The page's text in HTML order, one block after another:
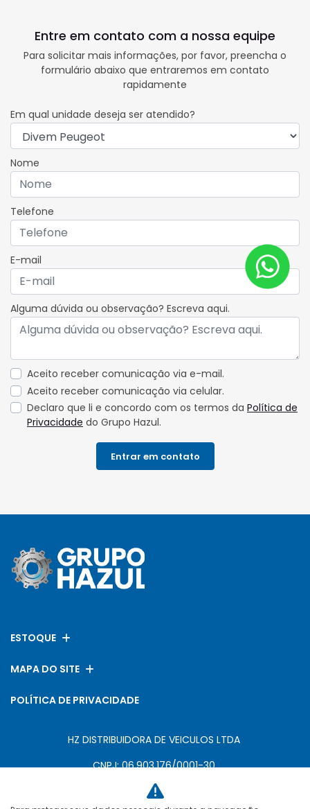
Entre em contato com a nossa equipe
Para solicitar mais informações, por favor, preencha o
formulário abaixo que entraremos em contato
rapidamente
Em qual unidade deseja ser atendido?
Nome
Telefone
E-mail
Alguma dúvida ou observação? Escreva aqui.
Aceito receber comunicação via e-mail.
Aceito receber comunicação via celular.
Declaro que li e concordo com os termos da Política de
Privacidade do Grupo Hazul.
Entrar em contato
ESTOQUE
MAPA DO SITE
POLÍTICA DE PRIVACIDADE
HZ DISTRIBUIDORA DE VEICULOS LTDA
CNPJ: 06.903.176/0001-30